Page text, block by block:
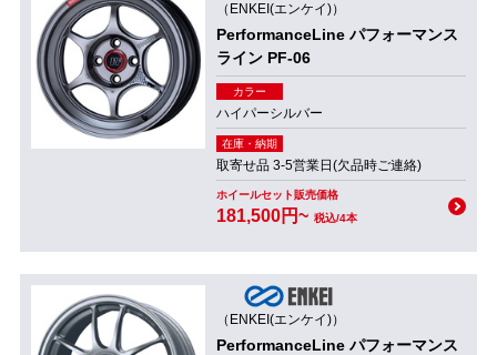
（ENKEI(エンケイ)）
PerformanceLine パフォーマンス
ライン PF-06
カラー
ハイパーシルバー
在庫・納期
取寄せ品 3-5営業日(欠品時ご連絡)
ホイールセット販売価格
181,500円~ 税込/4本
（ENKEI(エンケイ)）
PerformanceLine パフォーマンス